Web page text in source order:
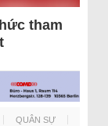
tham
QUÂN SỰ